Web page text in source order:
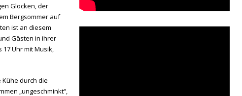
Glocken, der
Bergsommer auf
ist an diesem
Gästen in ihrer
Uhr mit Musik,
durch die
„ungeschminkt“,